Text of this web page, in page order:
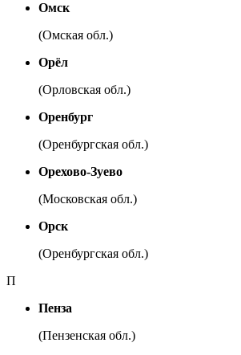
Омск
(Омская обл.)
Орёл
(Орловская обл.)
Оренбург
(Оренбургская обл.)
Орехово-Зуево
(Московская обл.)
Орск
(Оренбургская обл.)
П
Пенза
(Пензенская обл.)